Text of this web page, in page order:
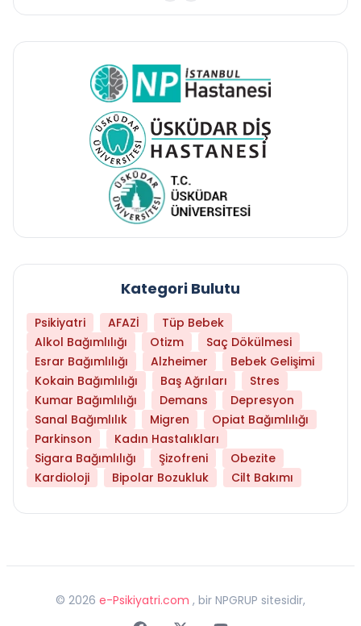
Kategori Bulutu
Psikiyatri AFAZİ
Tüp Bebek
Alkol Bağımlılığı
Otizm
Saç Dökülmesi
Esrar Bağımlılığı
Alzheimer
Bebek Gelişimi
Kokain Bağımlılığı
Baş Ağrıları
Stres
Kumar Bağımlılığı
Demans
Depresyon
Sanal Bağımlılık
Migren
Opiat Bağımlılığı
Parkinson
Kadın Hastalıkları
Sigara Bağımlılığı
Şizofreni
Obezite
Kardioloji
Bipolar Bozukluk Cilt Bakımı
© 2026 e-Psikiyatri.com , bir NPGRUP sitesidir,